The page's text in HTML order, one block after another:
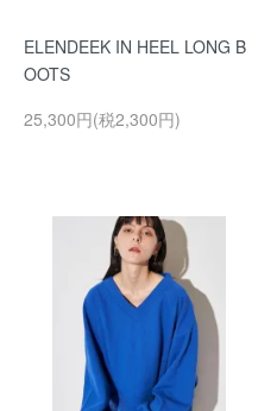
ELENDEEK IN HEEL LONG B
OOTS
25,300円(税2,300円)